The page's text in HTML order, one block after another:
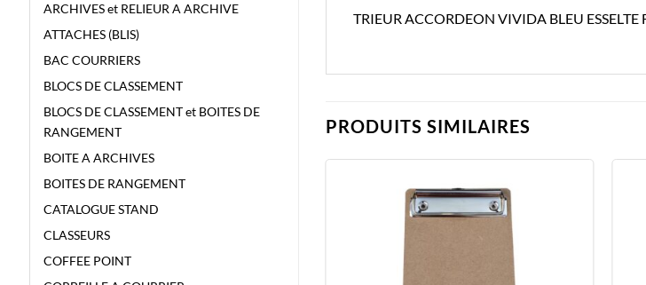
ARCHIVES et RELIEUR A ARCHIVE
ATTACHES (BLIS)
BAC COURRIERS
BLOCS DE CLASSEMENT
BLOCS DE CLASSEMENT et BOITES DE
RANGEMENT
BOITE A ARCHIVES
BOITES DE RANGEMENT
CATALOGUE STAND
CLASSEURS
COFFEE POINT
TRIEUR ACCORDEON VIVIDA BLEU
PRODUITS SIMILAIRES